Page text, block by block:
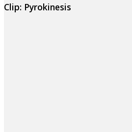
Clip: Pyrokinesis